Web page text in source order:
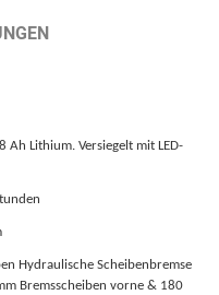
Versiegelt mit LED-
Scheibenbremse
Bremsscheiben vorne & 180